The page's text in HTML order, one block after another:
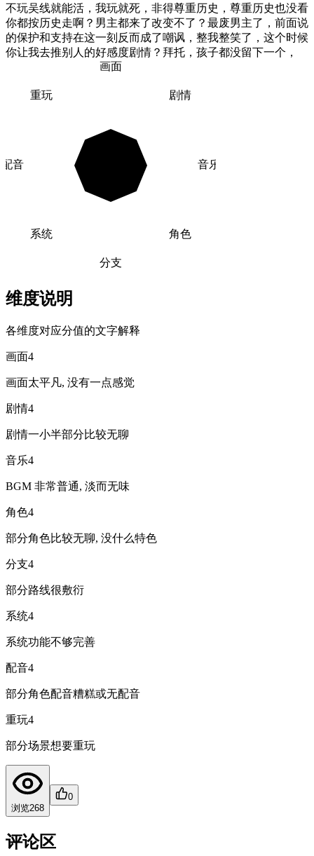
不玩吴线就能活，我玩就死，非得尊重历史，尊重历史也没看
你都按历史走啊？男主都来了改变不了？最废男主了，前面说
的保护和支持在这一刻反而成了嘲讽，整我整笑了，这个时候
你让我去推别人的好感度剧情？拜托，孩子都没留下一个，
画面
剧情
音乐
角色
分支
系统
配音
重玩
维度说明
各维度对应分值的文字解释
画面4
画面太平凡, 没有一点感觉
剧情4
剧情一小半部分比较无聊
音乐4
BGM 非常普通, 淡而无味
角色4
部分角色比较无聊, 没什么特色
分支4
部分路线很敷衍
系统4
系统功能不够完善
配音4
部分角色配音糟糕或无配音
重玩4
部分场景想要重玩
浏览268
0
评论区